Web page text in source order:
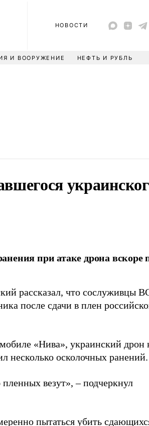
НОВОСТИ
И ВООРУЖЕНИЕ НЕФТЬ И РУБЛЬ
при атаке дрона вскоре
рассказал, что сослуживцы
после сдачи в плен
«Нива», украинский дрон
несколько осколочных ранений.
везут», – подчеркнул
пытаться убить